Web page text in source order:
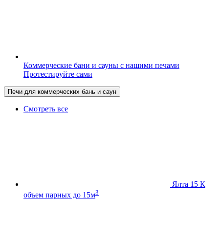
Коммерческие бани и сауны с нашими печами
Протестируйте сами
Печи для коммерческих бань и саун
Смотреть все
Ялта 15 К
объем парных до 15м3